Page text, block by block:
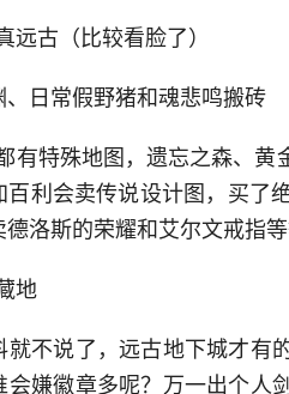
远古（比较看脸了）
日常假野猪和魂悲鸣搬砖
有特殊地图，遗忘之森、黄
百利会卖传说设计图，买了
洛斯的荣耀和艾尔文戒指
地
就不说了，远古地下城才有
会嫌徽章多呢？万一出个人